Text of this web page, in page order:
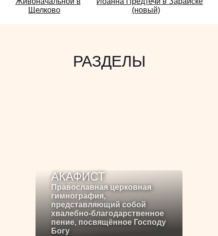
также:Щелково
(новый)
РАЗДЕЛЫ
АКАФИСТ
Православная церковная
гимнография,
представляющий собой
хвалебно-благодарственное
пение, посвящённое Господу
Богу